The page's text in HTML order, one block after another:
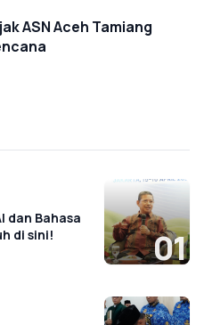
ASN Aceh Tamiang
dan Bahasa
di sini!
01